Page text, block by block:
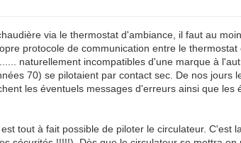
via le thermostat d'ambiance, il faut au
protocole de communication entre le
naturellement incompatibles d'une marque à
70) se pilotaient par contact sec. De nos
les éventuels messages d'erreurs ainsi que
tout à fait possible de piloter le circulateur.